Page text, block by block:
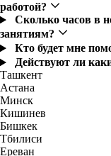
работой?
Сколько часов в
занятиям?
Кто будет мне
Действуют ли
Ташкент
Астана
Минск
Кишинев
Бишкек
Тбилиси
Ереван